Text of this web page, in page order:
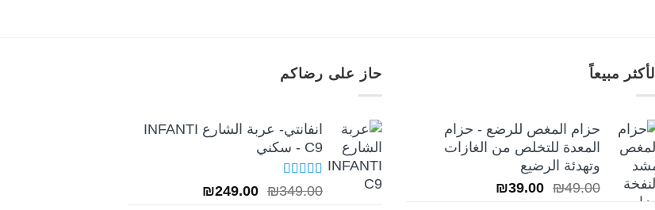
الأكثر مبيعاً
حزام المغص للرضع - حزام
المعدة للتخلص من الغازات
وتهدئة الرضيع
₪49.00
السعر₪39.00
السعر
حاز على رضاكم
انفانتي- عربة الشارع INFANTI
C9 - سكني
تم التقييم
5.00 من 5
₪349.00
السعر ₪249.00
السعر